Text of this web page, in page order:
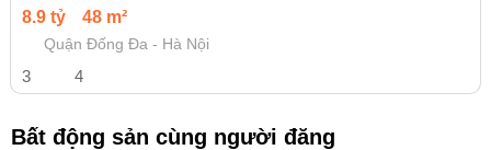
8.9 tỷ 48 m²
Quận Đống Đa - Hà Nội
3 4
Bất động sản cùng người đăng